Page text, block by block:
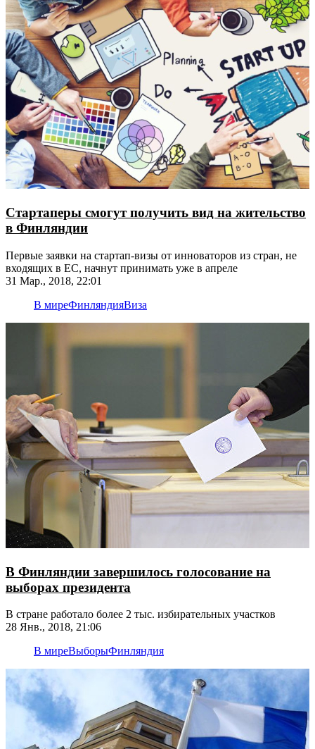
Стартаперы смогут получить вид на жительство
в Финляндии
Первые заявки на стартап-визы от инноваторов из стран, не
входящих в ЕС, начнут принимать уже в апреле
31 Мар., 2018, 22:01
В миреФинляндияВиза
В Финляндии завершилось голосование на
выборах президента
В стране работало более 2 тыс. избирательных участков
28 Янв., 2018, 21:06
В миреВыборыФинляндия